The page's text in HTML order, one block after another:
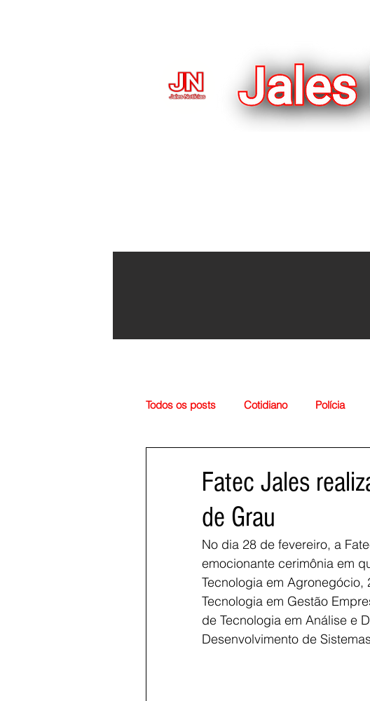
Voltar
Todos os posts Cotidiano Polícia
Fatec Jales
de Grau
No dia 28 de fevereiro, a
emocionante cerimônia em
Tecnologia em Agronegócio,
Tecnologia em Gestão
de Tecnologia em Análise e
Desenvolvimento de